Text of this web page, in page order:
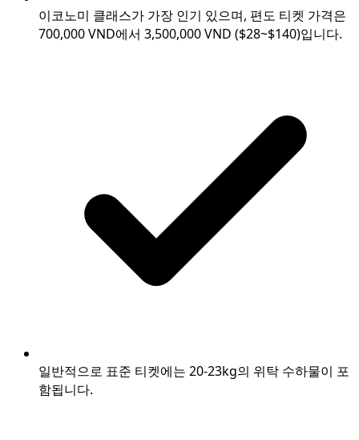
이코노미 클래스가 가장 인기 있으며, 편도 티켓 가격은
700,000 VND에서 3,500,000 VND ($28~$140)입니다.
일반적으로 표준 티켓에는 20-23kg의 위탁 수하물이 포
함됩니다.